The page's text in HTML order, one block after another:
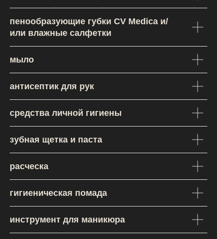
пенообразующие губки CV Medica и/
или влажные салфетки
мыло
антисептик для рук
средства личной гигиены
зубная щетка и паста
расческа
гигиеническая помада
инструмент для маникюра
Либо
Отправьте нам письмо.
Мы свяжемся с вами
Хотите узнать больше
о путешествиях?
Написать в Телегу